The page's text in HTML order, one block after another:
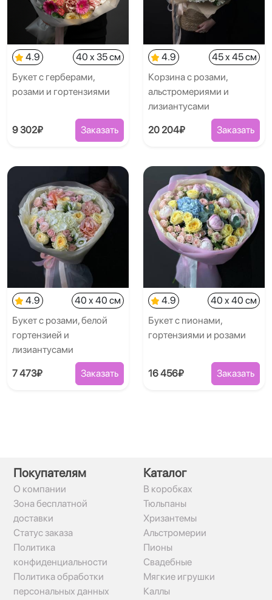
4.9
40 x 35 см
Букет с герберами,
розами и гортензиями
9 302₽ Заказать
4.9
45 x 45 см
Корзина с розами,
альстромериями и
лизиантусами
20 204₽ Заказать
4.9
40 x 40 см
Букет с розами, белой
гортензией и
лизиантусами
7 473₽ Заказать
4.9
40 x 40 см
Букет с пионами,
гортензиями и розами
16 456₽ Заказать
Покупателям
О компании
Зона бесплатной
доставки
Статус заказа
Политика
конфиденциальности
Политика обработки
персональных данных
Каталог
В коробках
Тюльпаны
Хризантемы
Альстромерии
Пионы
Свадебные
Мягкие игрушки
Каллы